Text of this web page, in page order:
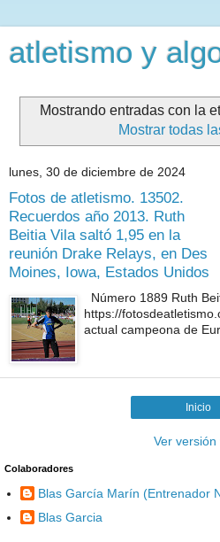
atletismo y
Mostrando entradas con la
Mostrar todas
lunes, 30 de diciembre de 2024
Fotos de atletismo. 13502.
Recuerdos año 2013. Ruth
Beitia Vila saltó 1,95 en la
reunión Drake Relays, en Des
Moines, Iowa, Estados Unidos
Número 1889 Ruth
https://
actual campeona de
Inicio
Ver versión
Colaboradores
Blas García Marín (Entrenador
Blas Garcia